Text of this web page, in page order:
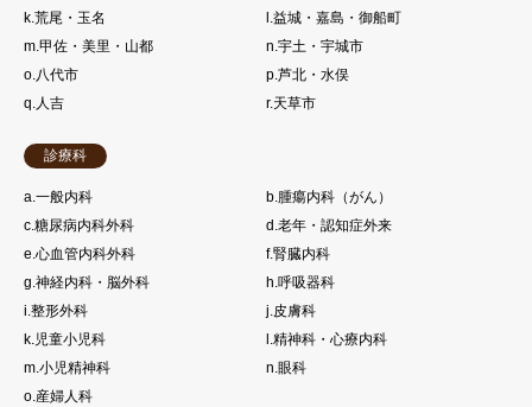
k.荒尾・玉名
l.益城・嘉島・御船町
m.甲佐・美里・山都
n.宇土・宇城市
o.八代市
p.芦北・水俣
q.人吉
r.天草市
診療科
a.一般内科
b.腫瘍内科（がん）
c.糖尿病内科外科
d.老年・認知症外来
e.心血管内科外科
f.腎臓内科
g.神経内科・脳外科
h.呼吸器科
i.整形外科
j.皮膚科
k.児童小児科
l.精神科・心療内科
m.小児精神科
n.眼科
o.産婦人科